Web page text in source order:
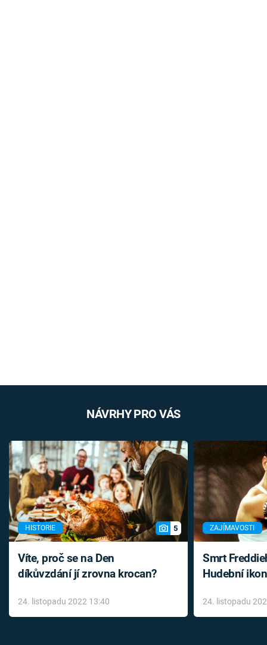
NÁVRHY PRO VÁS
HISTORIE 5
Víte, proč se na Den
díkůvzdání jí zrovna krocan?
24. listopadu 2022 13:40
ZAJÍMAVOSTI
Smrt
Hudební
léky
24. listopadu